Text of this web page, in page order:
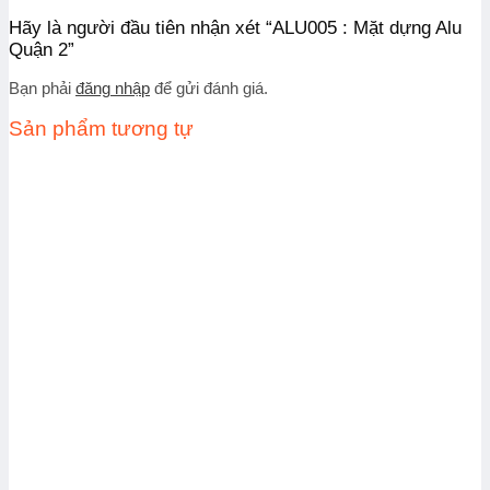
Hãy là người đầu tiên nhận xét “ALU005 : Mặt dựng Alu
Quận 2”
Bạn phải đăng nhập để gửi đánh giá.
Sản phẩm tương tự